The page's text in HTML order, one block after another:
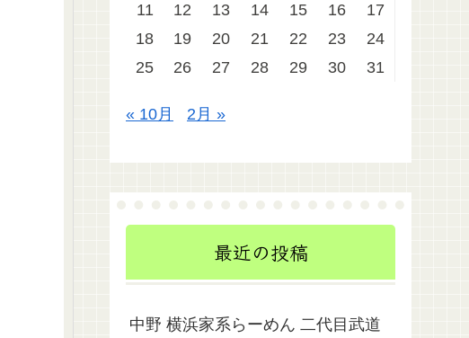
11
12 13 14 15 16
17
18
19 20 21 22 23
24
25
26 27 28 29 30 31
« 10月 2月 »
最近の投稿
中野 横浜家系らーめん 二代目武道